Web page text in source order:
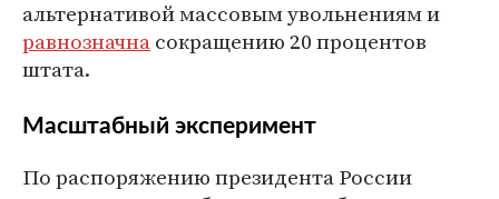
альтернативой массовым увольнениям и
равнозначнасокращению 20 процентов
штата.
Масштабный эксперимент
По распоряжению президента России